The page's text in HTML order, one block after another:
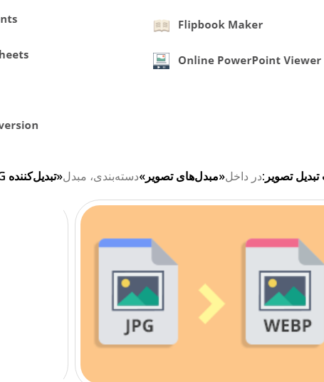
تصویر:در داخل«مبدل‌های تصویر»دسته‌بندی، مبدل«تبدیل‌کننده JPG به WebP»